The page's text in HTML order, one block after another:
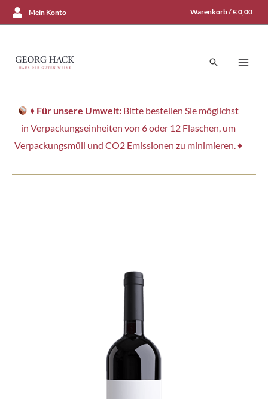
Zum
Inhalt
Mein Konto Warenkorb /€0,00
Suchen
♦ Für unsere Umwelt: Bitte bestellen Sie möglichst
in Verpackungseinheiten von 6 oder 12 Flaschen, um
Verpackungsmüll und CO2 Emissionen zu minimieren. ♦